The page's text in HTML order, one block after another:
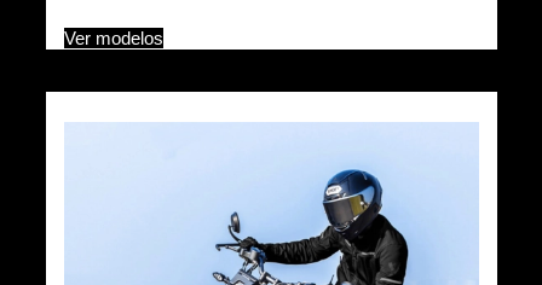
Ver modelos